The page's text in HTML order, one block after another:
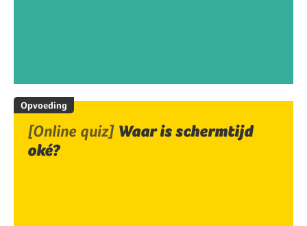
Opvoeding
[Online quiz] Waar is schermtijd
oké?